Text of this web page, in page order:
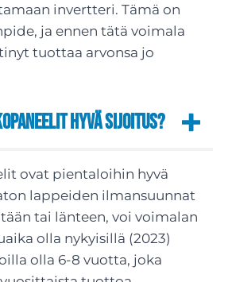
invertteri. Tämä on
ja ennen tätä voimala
tuottaa arvonsa jo
hyvä sijoitus?
ovat pientaloihin hyvä
lappeiden ilmansuunnat
tai länteen, voi voimalan
olla nykyisillä (2023)
olla 6-8 vuotta, joka